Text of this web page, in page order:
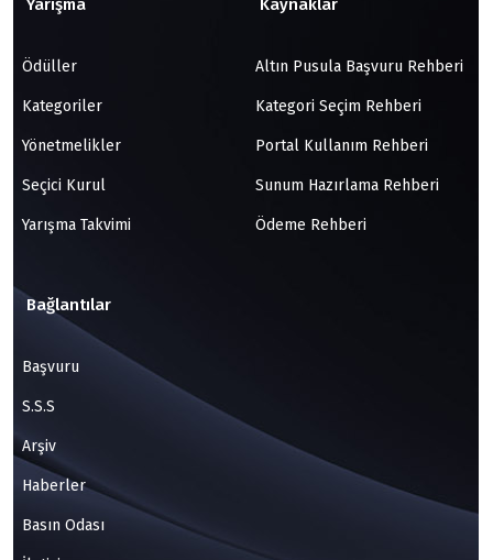
Yarışma
Ödüller
Kategoriler
Yönetmelikler
Seçici Kurul
Yarışma Takvimi
Kaynaklar
Altın Pusula Başvuru Rehberi
Kategori Seçim Rehberi
Portal Kullanım Rehberi
Sunum Hazırlama Rehberi
Ödeme Rehberi
Bağlantılar
Başvuru
S.S.S
Arşiv
Haberler
Basın Odası